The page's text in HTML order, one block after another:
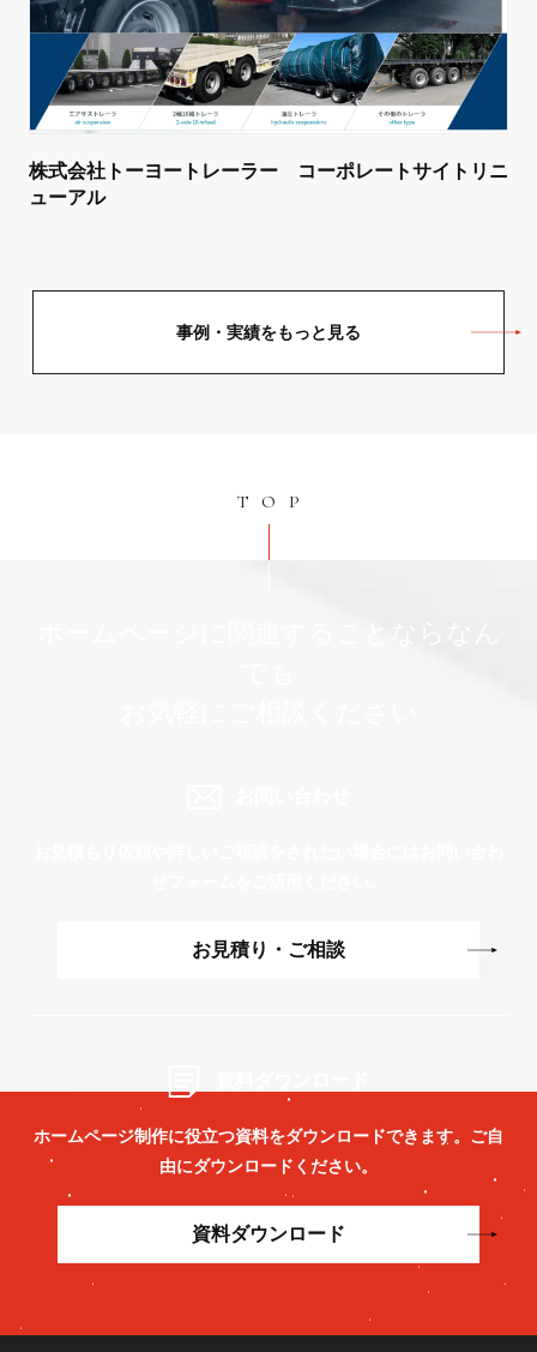
株式会社トーヨートレーラー コーポレートサイトリニ
ューアル
事例・実績をもっと見る
TOP
お見積り・ご相談
ホームページ制作に役立つ資料をダウンロードできます。 ご自
由にダウンロードください。
資料ダウンロード